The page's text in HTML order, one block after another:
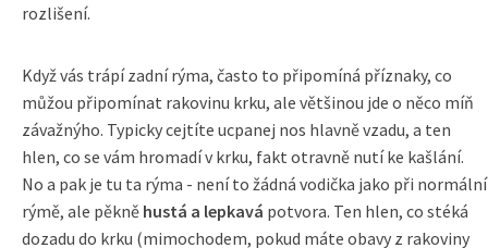
rozlišení.
Když vás trápí zadní rýma, často to připomíná příznaky, co
můžou připomínat rakovinu krku, ale většinou jde o něco míň
závažnýho. Typicky cejtíte ucpanej nos hlavně vzadu, a ten
hlen, co se vám hromadí v krku, fakt otravně nutí ke kašlání.
No a pak je tu ta rýma - není to žádná vodička jako při normální
rýmě, ale pěkně hustá a lepkavá potvora. Ten hlen, co stéká
dozadu do krku (mimochodem, pokud máte obavy z rakoviny